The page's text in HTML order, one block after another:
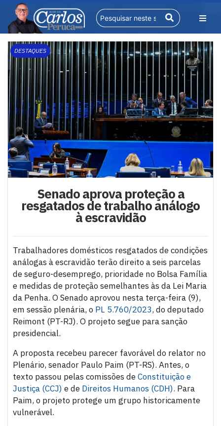
DESTAQUES
Senado aprova proteção a
resgatados de trabalho análogo
à escravidão
Trabalhadores domésticos resgatados de condições
análogas à escravidão terão direito a seis parcelas
de seguro-desemprego, prioridade no Bolsa Família
e medidas de proteção semelhantes às da Lei Maria
da Penha. O Senado aprovou nesta terça-feira (9),
em sessão plenária, o PL 5.760/2023, do deputado
Reimont (PT-RJ). O projeto segue para sanção
presidencial.
A proposta recebeu parecer favorável do relator no
Plenário, senador Paulo Paim (PT-RS). Antes, o
texto passou pelas comissões deConstituição e
Justiça (CCJ) e de Direitos Humanos (CDH). Para
Paim, o projeto protege um grupo historicamente
vulnerável.